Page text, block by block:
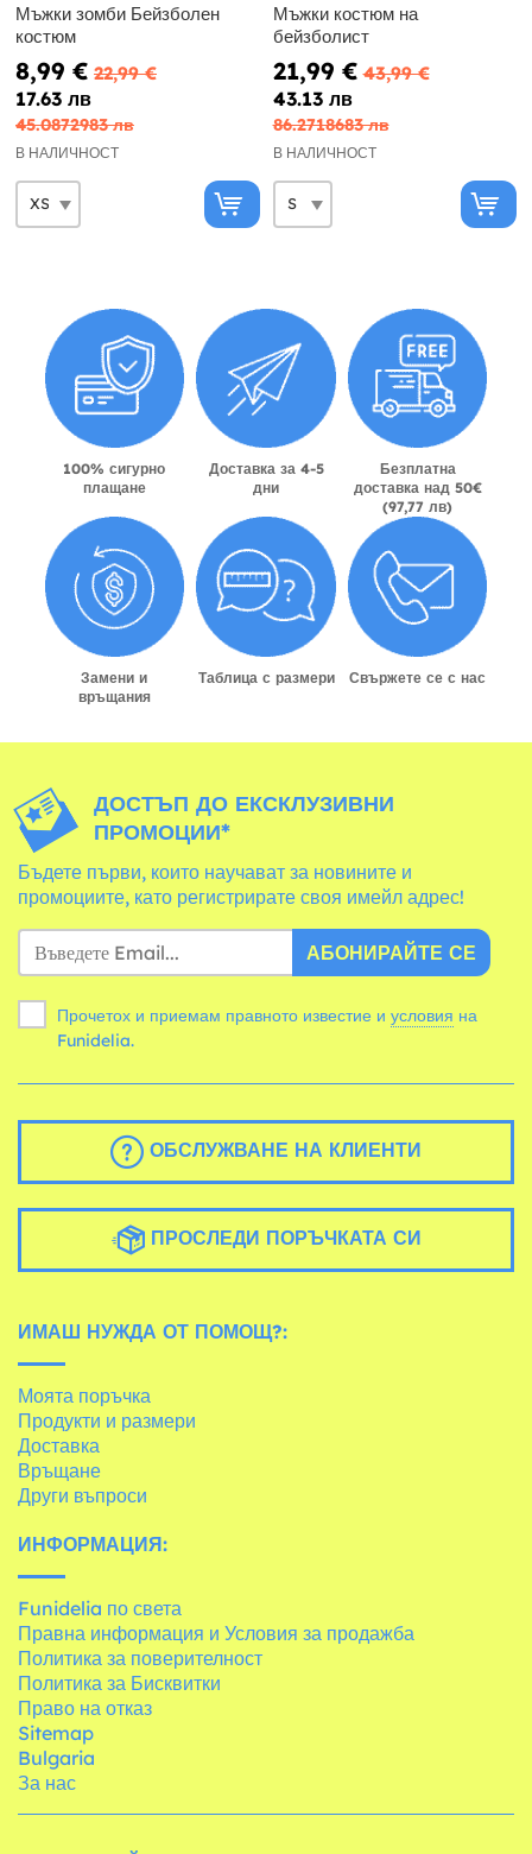
Мъжки зомби Бейзболен
костюм
8,99 € 22,99 €
17.63 лв
45.0872983 лв
В НАЛИЧНОСТ
Мъжки костюм на
бейзболист
21,99 € 43,99 €
43.13 лв
86.2718683 лв
В НАЛИЧНОСТ
100% сигурно
плащане
Доставка за 4-5
дни
Безплатна
доставка над 50€
(97,77 лв)
Замени и
връщания
Таблица с размери Свържете се с нас
ДОСТЪП ДО ЕКСКЛУЗИВНИ
ПРОМОЦИИ*
Бъдете първи, които научават за новините и
промоциите, като регистрирате своя имейл адрес!
АБОНИРАЙТЕ СЕ
Прочетох и приемам правното известие и условия
Funidelia.
ОБСЛУЖВАНЕ НА КЛИЕНТИ
ПРОСЛЕДИ ПОРЪЧКАТА СИ
ИМАШ НУЖДА ОТ ПОМОЩ?:
Моята поръчка
Продукти и размери
Доставка
Връщане
Други въпроси
ИНФОРМАЦИЯ:
Funidelia по света
Правна информация и Условия за продажба
Политика за поверителност
Политика за Бисквитки
Право на отказ
Sitemap
Bulgaria
За нас